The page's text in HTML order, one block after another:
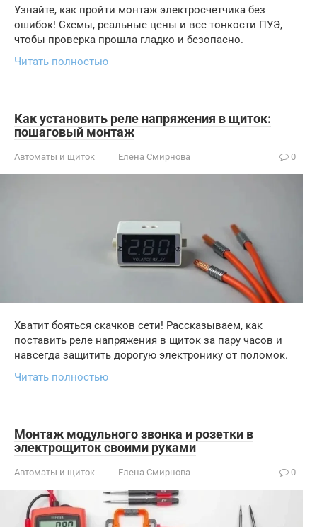
Узнайте, как пройти монтаж электросчетчика без
ошибок! Схемы, реальные цены и все тонкости ПУЭ,
чтобы проверка прошла гладко и безопасно.
Читать полностью
Как установить реле напряжения в щиток:
пошаговый монтаж
Автоматы и щиток Елена Смирнова 0
Хватит бояться скачков сети! Рассказываем, как
поставить реле напряжения в щиток за пару часов и
навсегда защитить дорогую электронику от поломок.
Читать полностью
Монтаж модульного звонка и розетки в
электрощиток своими руками
Автоматы и щиток Елена Смирнова 0